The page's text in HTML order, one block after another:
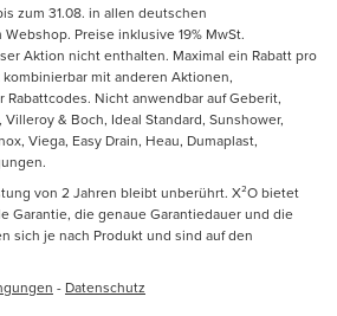
zum 31.08. in allen deutschen
Preise inklusive 19% MwSt.
Aktion nicht enthalten. Maximal ein Rabatt pro
mit anderen Aktionen,
Nicht anwendbar auf Geberit,
& Boch, Ideal Standard, Sunshower,
Viega, Easy Drain, Heau, Dumaplast,
von 2 Jahren bleibt unberührt. X²O bietet
Garantie, die genaue Garantiedauer und die
sich je nach Produkt und sind auf den
- Datenschutz